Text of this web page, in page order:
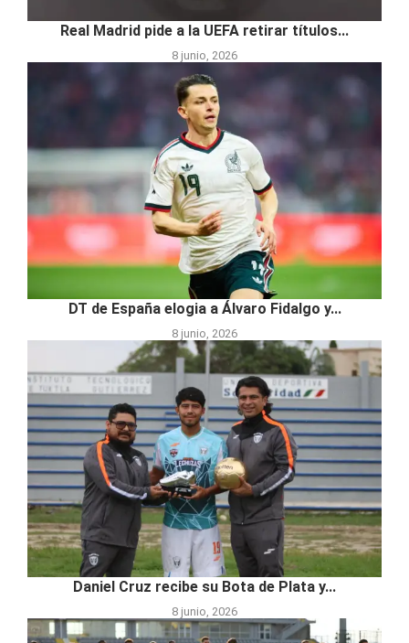
Real Madrid pide a la UEFA retirar títulos...
8 junio, 2026
DT de España elogia a Álvaro Fidalgo y...
8 junio, 2026
Daniel Cruz recibe su Bota de Plata y...
8 junio, 2026